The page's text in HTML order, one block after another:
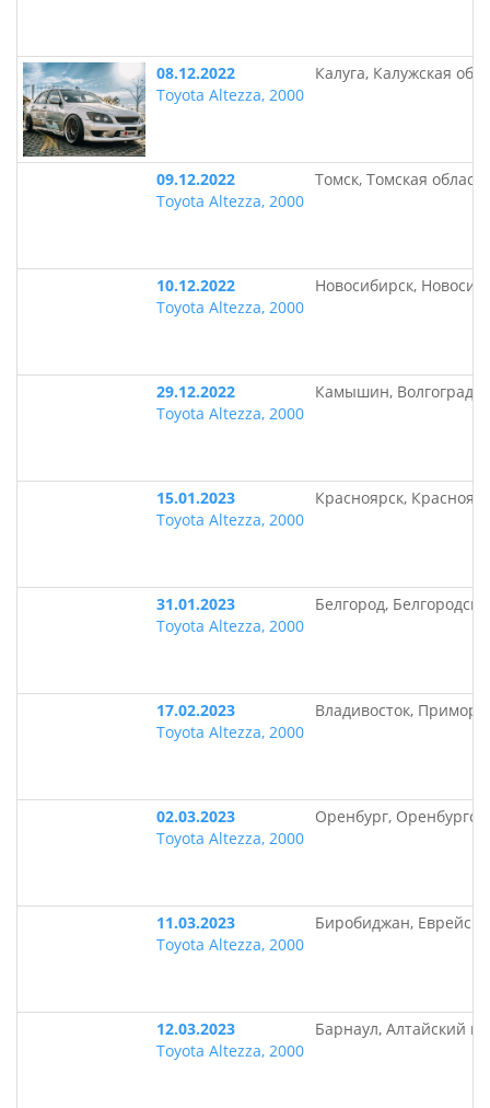
08.12.2022
Toyota Altezza, 2000
Калуга, Калужская
09.12.2022
Toyota Altezza, 2000
Томск, Томская область
10.12.2022
Toyota Altezza, 2000
Новосибирск,
29.12.2022
Toyota Altezza, 2000
Камышин,
15.01.2023
Toyota Altezza, 2000
Красноярск,
31.01.2023
Toyota Altezza, 2000
Белгород,
17.02.2023
Toyota Altezza, 2000
Владивосток,
02.03.2023
Toyota Altezza, 2000
Оренбург,
11.03.2023
Toyota Altezza, 2000
Биробиджан,
12.03.2023
Toyota Altezza, 2000
Барнаул, Алтайский